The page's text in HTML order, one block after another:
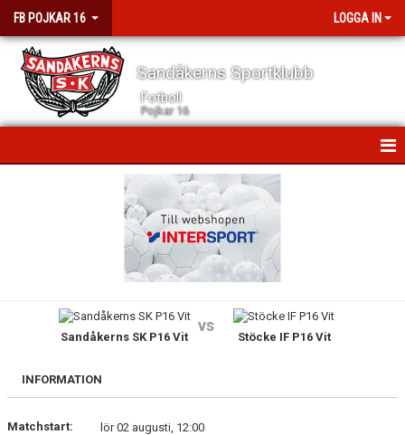
FB POJKAR 16 LOGGA IN
Sandåkerns Sportklubb
Fotboll
Pojkar 16
DOKUMENT
Sandåkerns SK P16 Vit
vs
Stöcke IF P16 Vit
INFORMATION
Matchstart:
lör 02 augusti, 12:00